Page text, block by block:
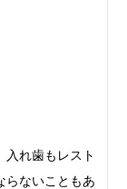
入れ歯もレスト
らないこともあ